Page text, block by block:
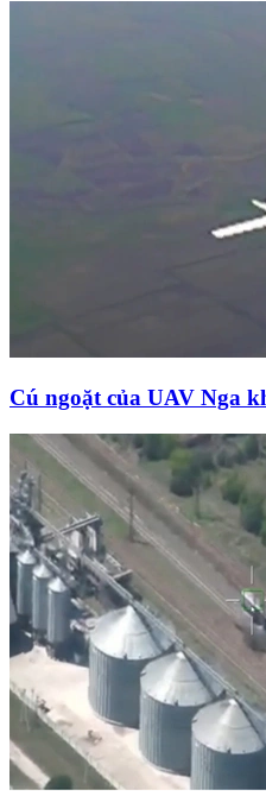
Cú ngoặt của UAV Nga